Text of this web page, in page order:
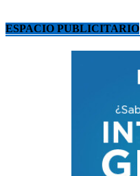
ESPACIO PUBLICITARIO